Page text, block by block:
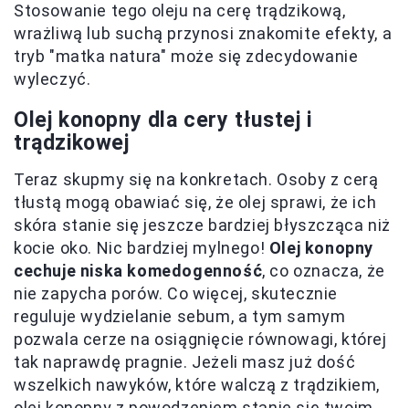
Stosowanie tego oleju na cerę trądzikową,
wrażliwą lub suchą przynosi znakomite efekty, a
tryb "matka natura" może się zdecydowanie
wyleczyć.
Olej konopny dla cery tłustej i
trądzikowej
Teraz skupmy się na konkretach. Osoby z cerą
tłustą mogą obawiać się, że olej sprawi, że ich
skóra stanie się jeszcze bardziej błyszcząca niż
kocie oko. Nic bardziej mylnego! Olej konopny
cechuje niska komedogenność, co oznacza, że
nie zapycha porów. Co więcej, skutecznie
reguluje wydzielanie sebum, a tym samym
pozwala cerze na osiągnięcie równowagi, której
tak naprawdę pragnie. Jeżeli masz już dość
wszelkich nawyków, które walczą z trądzikiem,